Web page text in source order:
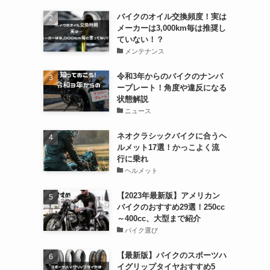
バイクのオイル交換頻度！実は
メーカーは3,000km毎は推奨し
ていない！？
メンテナンス
令和3年からのバイクのナンバ
ープレート！角度や違反になる
状態解説
ニュース
ネオクラシックバイクに合うヘ
ルメット17選！かっこよく流
行に乗れ
ヘルメット
【2023年最新版】アメリカン
バイクのおすすめ29選！250cc
～400cc、大型まで紹介
バイク選び
【最新版】バイクのスポーツハ
イグリップタイヤおすすめ5